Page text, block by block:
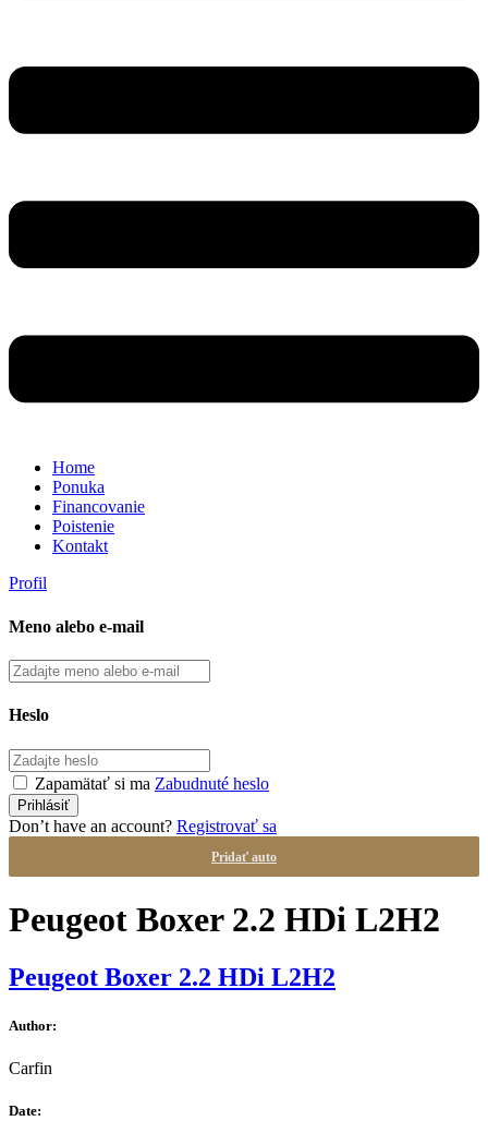
Home
Ponuka
Financovanie
Poistenie
Kontakt
Profil
Meno alebo e-mail
Heslo
Zapamätať si ma Zabudnuté heslo
Don’t have an account? Registrovať sa
Pridať auto
Peugeot Boxer 2.2 HDi L2H2
Peugeot Boxer 2.2 HDi L2H2
Author:
Carfin
Date: